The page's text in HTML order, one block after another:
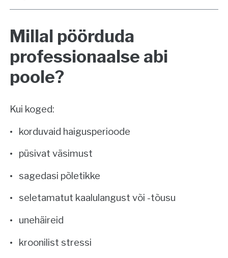
Millal pöörduda
professionaalse abi
poole?
Kui koged:
korduvaid haigusperioode
püsivat väsimust
sagedasi põletikke
seletamatut kaalulangust või -tõusu
unehäireid
kroonilist stressi